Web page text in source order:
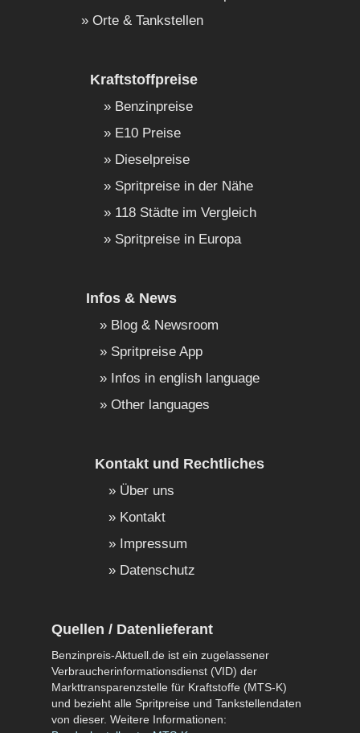
Orte & Tankstellen
Kraftstoffpreise
Benzinpreise
E10 Preise
Dieselpreise
Spritpreise in der Nähe
118 Städte im Vergleich
Spritpreise in Europa
Infos & News
Blog & Newsroom
Spritpreise App
Infos in english language
Other languages
Kontakt und Rechtliches
Über uns
Kontakt
Impressum
Datenschutz
Quellen / Datenlieferant
Benzinpreis-Aktuell.de ist ein zugelassener
Verbraucherinformationsdienst (VID) der
Markttransparenzstelle für Kraftstoffe (MTS-K)
und bezieht alle Spritpreise und Tankstellendaten
von dieser. Weitere Informationen: